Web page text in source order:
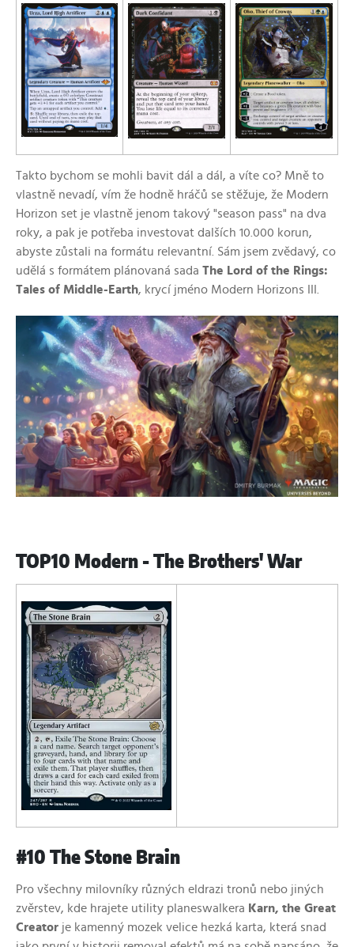
Takto bychom se mohli bavit dál a dál, a víte co? Mně to
vlastně nevadí, vím že hodně hráčů se stěžuje, že Modern
Horizon set je vlastně jenom takový "season pass" na dva
roky, a pak je potřeba investovat dalších 10.000 korun,
abyste zůstali na formátu relevantní. Sám jsem zvědavý, co
udělá s formátem plánovaná sada The Lord of the Rings:
Tales of Middle-Earth, krycí jméno Modern Horizons III.
TOP10 Modern - The Brothers' War
#10 The Stone Brain
Pro všechny milovníky různých eldrazi tronů nebo jiných
zvěrstev, kde hrajete utility planeswalkera Karn, the Great
Creator je kamenný mozek velice hezká karta, která snad